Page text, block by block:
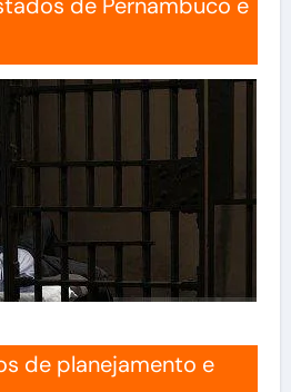
de planejamento e